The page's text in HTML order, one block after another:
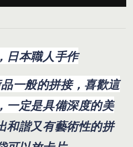
日本職人手作
一般的拼接，喜歡這
一定是具備深度的美
和諧又有藝術性的拼